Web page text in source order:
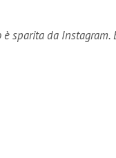
sparita da Instagram.